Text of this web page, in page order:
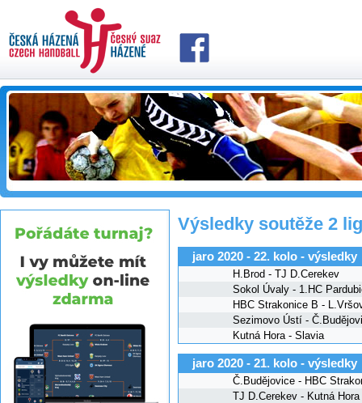
Výsledky soutěže 2
jaro 2020 - 22. kolo - výsledky
H.Brod - TJ D.Cerekev
Sokol Úvaly - 1.HC
HBC Strakonice B -
Sezimovo Ústí -
Kutná Hora - Slavia
jaro 2020 - 21. kolo - výsledky
Č.Budějovice - HBC
TJ D.Cerekev - Kutná Hora